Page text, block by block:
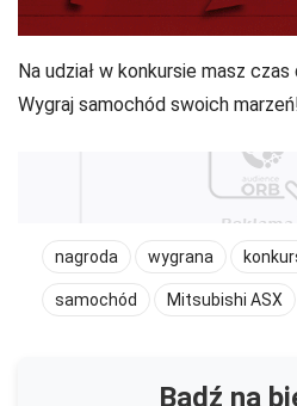
Na udział w konkursie masz
Wygraj samochód swoich
nagroda wygrana
samochód Mitsubishi ASX
Bądź na